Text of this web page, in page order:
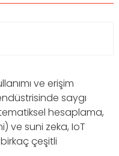
ve erişim
saygı
hesaplama,
ve suni zeka, IoT
çeşitli